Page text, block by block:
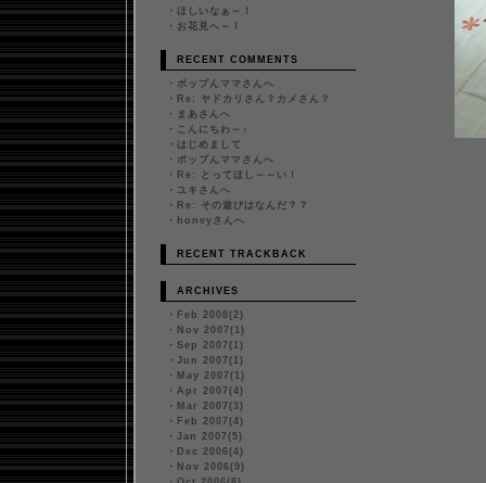
・ ほしいなぁ～！
・ お花見へ～！
RECENT COMMENTS
・ ポップんママさんへ
・ Re: ヤドカリさん？カメさん？
・ まあさんへ
・ こんにちわ～♪
・ はじめまして
・ ポップんママさんへ
・ Re: とってほし～～い！
・ ユキさんへ
・ Re: その遊びはなんだ？？
・ honeyさんへ
RECENT TRACKBACK
ARCHIVES
・ Feb 2008(2)
・ Nov 2007(1)
・ Sep 2007(1)
・ Jun 2007(1)
・ May 2007(1)
・ Apr 2007(4)
・ Mar 2007(3)
・ Feb 2007(4)
・ Jan 2007(5)
・ Dec 2006(4)
・ Nov 2006(9)